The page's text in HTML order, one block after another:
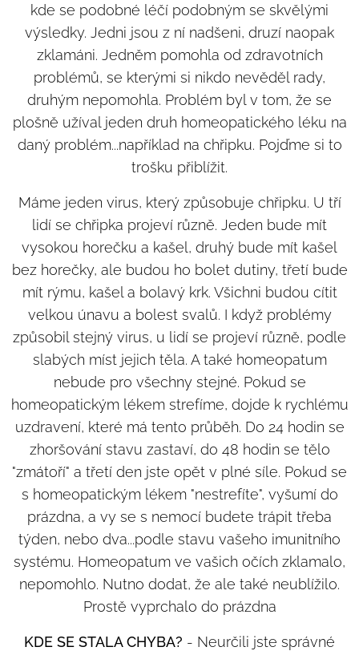
kde se podobné léčí podobným se skvělými
výsledky. Jedni jsou z ní nadšeni, druzí naopak
zklamáni. Jedněm pomohla od zdravotních
problémů, se kterými si nikdo nevěděl rady,
druhým nepomohla. Problém byl v tom, že se
plošně užíval jeden druh homeopatického léku na
daný problém...například na chřipku. Pojďme si to
trošku přiblížit.
Máme jeden virus, který způsobuje chřipku. U tří
lidí se chřipka projeví různě. Jeden bude mít
vysokou horečku a kašel, druhý bude mít kašel
bez horečky, ale budou ho bolet dutiny, třetí bude
mít rýmu, kašel a bolavý krk. Všichni budou cítit
velkou únavu a bolest svalů. I když problémy
způsobil stejný virus, u lidí se projeví různě, podle
slabých míst jejich těla. A také homeopatum
nebude pro všechny stejné. Pokud se
homeopatickým lékem strefíme, dojde k rychlému
uzdravení, které má tento průběh. Do 24 hodin se
zhoršování stavu zastaví, do 48 hodin se tělo
"zmátoří" a třetí den jste opět v plné síle. Pokud se
s homeopatickým lékem "nestrefíte", vyšumí do
prázdna, a vy se s nemocí budete trápit třeba
týden, nebo dva...podle stavu vašeho imunitního
systému. Homeopatum ve vašich očích zklamalo,
nepomohlo. Nutno dodat, že ale také neublížilo.
Prostě vyprchalo do prázdna
KDE SE STALA CHYBA? - Neurčili jste správné